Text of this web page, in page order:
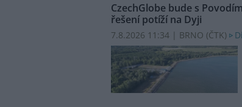
CzechGlobe bude s
řešení potíží na Dyji
7.8.2026 11:34 | BRNO (ČTK)